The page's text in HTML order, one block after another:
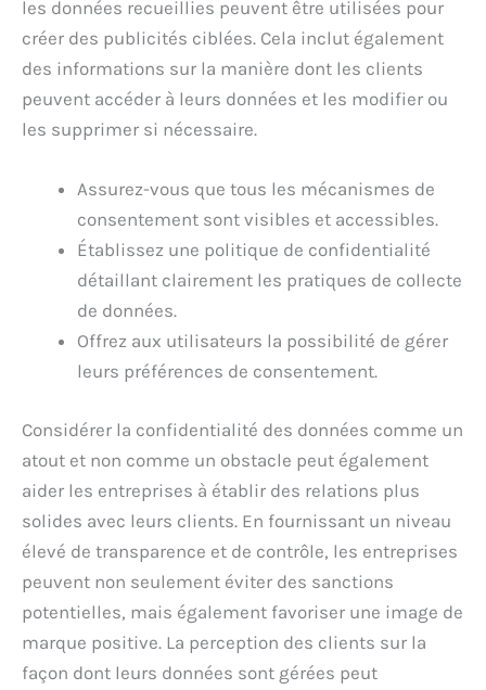
les données recueillies peuvent être utilisées pour
créer des publicités ciblées. Cela inclut également
des informations sur la manière dont les clients
peuvent accéder à leurs données et les modifier ou
les supprimer si nécessaire.
Assurez-vous que tous les mécanismes de
consentement sont visibles et accessibles.
Établissez une politique de confidentialité
détaillant clairement les pratiques de collecte
de données.
Offrez aux utilisateurs la possibilité de gérer
leurs préférences de consentement.
Considérer la confidentialité des données comme un
atout et non comme un obstacle peut également
aider les entreprises à établir des relations plus
solides avec leurs clients. En fournissant un niveau
élevé de transparence et de contrôle, les entreprises
peuvent non seulement éviter des sanctions
potentielles, mais également favoriser une image de
marque positive. La perception des clients sur la
façon dont leurs données sont gérées peut